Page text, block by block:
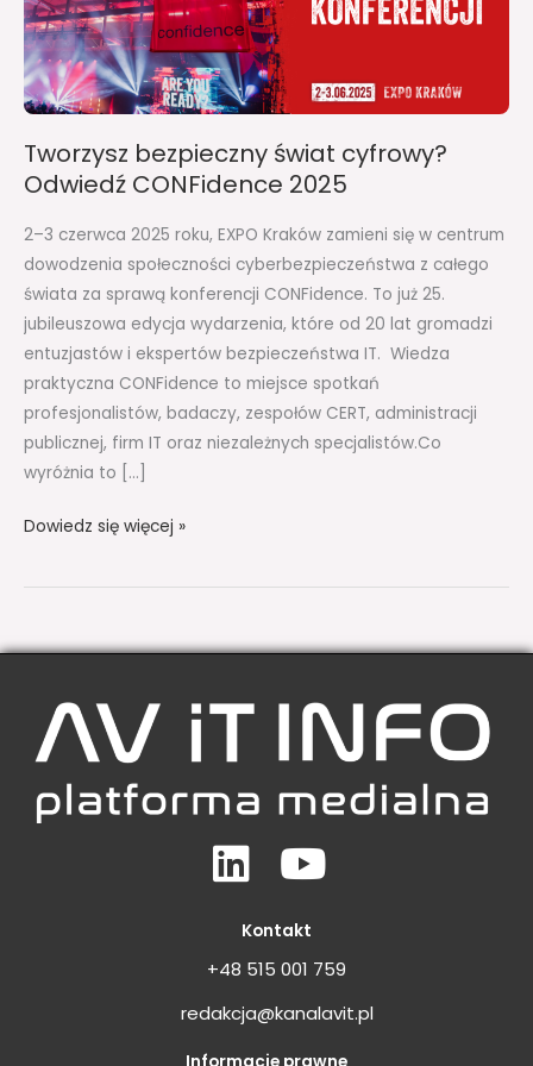
Tworzysz bezpieczny świat cyfrowy?
Odwiedź CONFidence 2025
2–3 czerwca 2025 roku, EXPO Kraków zamieni się w centrum
dowodzenia społeczności cyberbezpieczeństwa z całego
świata za sprawą konferencji CONFidence. To już 25.
jubileuszowa edycja wydarzenia, które od 20 lat gromadzi
entuzjastów i ekspertów bezpieczeństwa IT. Wiedza
praktyczna CONFidence to miejsce spotkań
profesjonalistów, badaczy, zespołów CERT, administracji
publicznej, firm IT oraz niezależnych specjalistów.Co
wyróżnia to […]
CONFidence
2025
Dowiedz się więcej »
LinkedinYoutube
Kontakt
+48 515 001 759
redakcja@kanalavit.pl
Informacje prawne